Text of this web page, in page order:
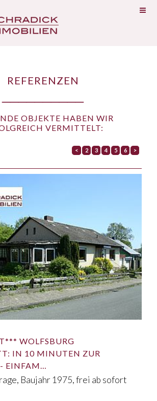
REFERENZEN
OBJEKTE HABEN WIR
VERMITTELT:
< 2 3 4 5 6 >
WOLFSBURG
IN 10 MINUTEN ZUR
EINFAM…
Baujahr 1975, frei ab sofort